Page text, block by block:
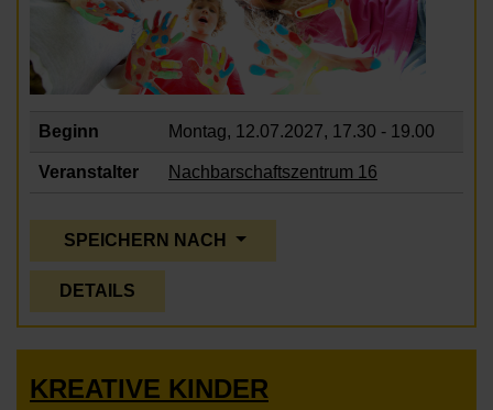
Beginn Montag, 12.07.2027, 17.30 - 19.00
Veranstalter Nachbarschaftszentrum 16
SPEICHERN NACH
DETAILS
KREATIVE KINDER